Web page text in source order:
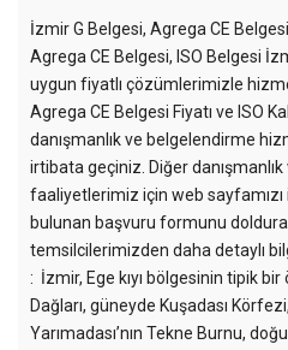
İzmir G Belgesi, Agrega CE
Agrega CE Belgesi, ISO Belgesi
uygun fiyatlı çözümlerimizle
Agrega CE Belgesi Fiyatı ve ISO
danışmanlık ve belgelendirme
irtibata geçiniz. Diğer
faaliyetlerimiz için web sayfamızı
bulunan başvuru formunu
temsilcilerimizden daha detaylı
: İzmir, Ege kıyı bölgesinin tipik
Dağları, güneyde Kuşadası
Yarımadası’nın Tekne Burnu,